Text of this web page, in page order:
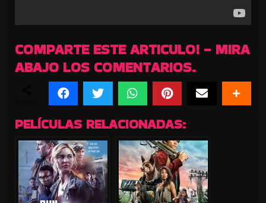
COMPARTE ESTE ARTICULO! - MIRA
ABAJO LOS COMENTARIOS.
PELÍCULAS RELACIONADAS: